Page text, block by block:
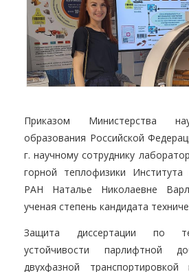
Приказом Министерства
образования Российской
г. научному сотруднику
горной теплофизики
РАН Наталье Николаевне
ученая степень кандидата
Защита диссертации по
устойчивости парлифтной
двухфазной